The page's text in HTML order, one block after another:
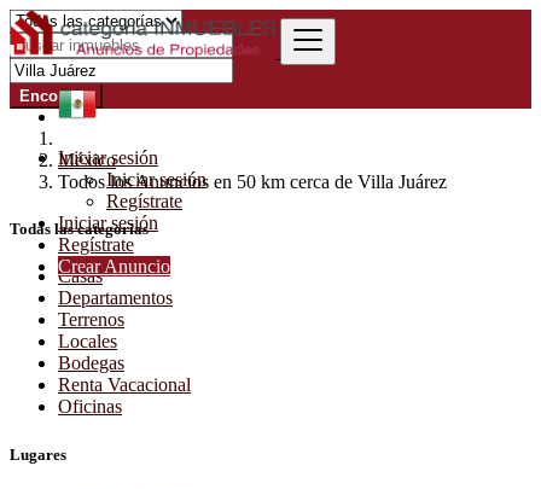
Iniciar sesión
Iniciar sesión
Regístrate
Iniciar sesión
Regístrate
Crear Anuncio
Encontrar
México
Todos los Anuncios en 50 km cerca de Villa Juárez
Todas las categorías
Casas
Departamentos
Terrenos
Locales
Bodegas
Renta Vacacional
Oficinas
Lugares